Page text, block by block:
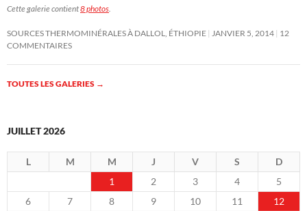
Cette galerie contient8 photos
SOURCES THERMOMINÉRALES À DALLOL, ÉTHIOPIE JANVIER 5, 2014 12
COMMENTAIRES
TOUTES LES GALERIES →
JUILLET 2026
L M M J V S
D
1
2 3 4
5
6
7 8 9 10 11
12